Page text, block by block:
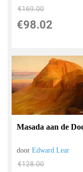
€169.00
€98.02
Masada aan de
doorEdward Lear
€128.00